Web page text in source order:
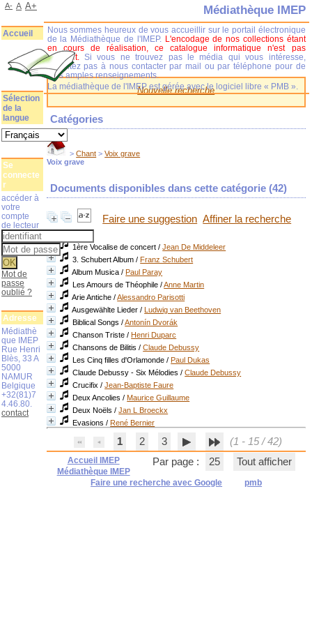
Nouvelle recherche
Catégories
>Chant >Voix grave
Voix grave
Documents disponibles dans cette catégorie (42)
Faire une suggestion Affiner la recherche
1ère Vocalise de concert /Jean De Middeleer
3. Schubert Album /Franz Schubert
Album Musica /Paul Paray
Les Amours de Théophile /Anne Martin
Arie Antiche /Alessandro Parisotti
Ausgewählte Lieder /Ludwig van Beethoven
Biblical Songs /Antonín Dvorák
Chanson Triste /Henri Duparc
Chansons de Bilitis /Claude Debussy
Les Cinq filles d'Orlamonde /Paul Dukas
Claude Debussy - Six Mélodies /Claude Debussy
Crucifix /Jean-Baptiste Faure
Deux Ancolies /Maurice Guillaume
Deux Noëls /Jan L Broeckx
Evasions /René Bernier
1 2 3
(1 - 15 / 42)
Par page :
25 Tout afficher
Accueil IMEP
Médiathèque IMEP
Faire une recherche avec Google
pmb
Médiathèque IMEP
Nous sommes heureux de vous accueillir sur le portail électronique
de la Médiathèque de l'IMEP. L'encodage de nos collections étant
en cours de réalisation, ce catalogue informatique n'est pas
complet.
Si vous ne trouvez pas le média qui vous intéresse,
n'hésitez pas à nous contacter par mail ou par téléphone pour de
plus amples renseignements.
La médiathèque de l'IMEP est gérée avec le logiciel libre « PMB ».
A- A A+
Accueil
Sélection
de la
langue
Se
connecte
r
accéder à
votre
compte
de lecteur
Mot de
passe
oublié ?
Adresse
Médiathè
que IMEP
Rue Henri
Blès, 33 A
5000
NAMUR
Belgique
+32(81)7
4.46.80.
contact